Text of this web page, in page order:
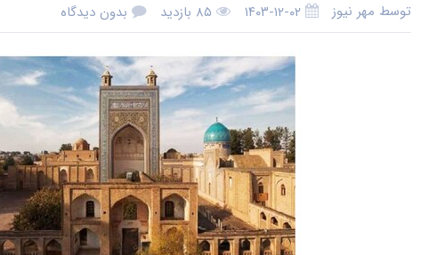
توسط مهر نیوز ۱۴۰۳-۱۲-۰۲ ۸۵ بازدید بدون دیدگاه